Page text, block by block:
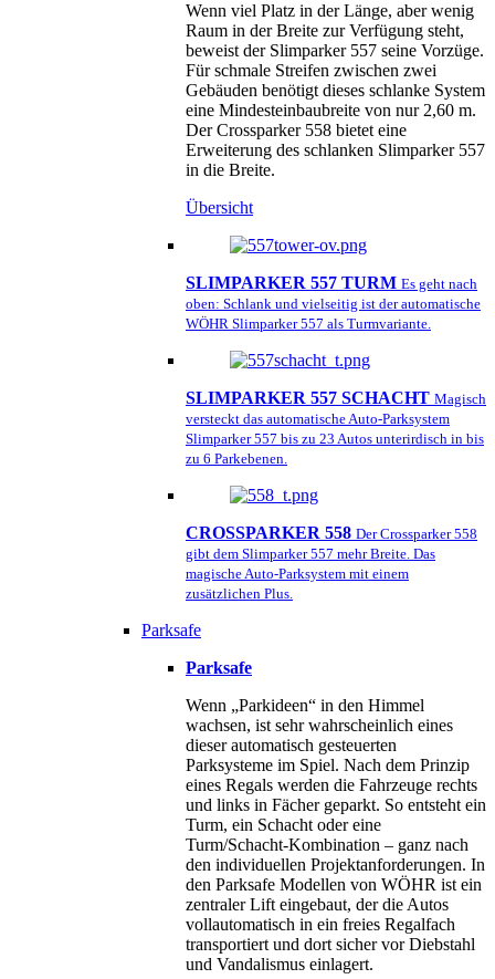
Wenn viel Platz in der Länge, aber wenig
Raum in der Breite zur Verfügung steht,
beweist der Slimparker 557 seine Vorzüge.
Für schmale Streifen zwischen zwei
Gebäuden benötigt dieses schlanke System
eine Mindesteinbaubreite von nur 2,60 m.
Der Crossparker 558 bietet eine
Erweiterung des schlanken Slimparker 557
in die Breite.
Übersicht
SLIMPARKER 557 TURM Es geht nach
oben: Schlank und vielseitig ist der automatische
WÖHR Slimparker 557 als Turmvariante.
SLIMPARKER 557 SCHACHT Magisch
versteckt das automatische Auto-Parksystem
Slimparker 557 bis zu 23 Autos unterirdisch in bis
zu 6 Parkebenen.
CROSSPARKER 558 Der Crossparker 558
gibt dem Slimparker 557 mehr Breite. Das
magische Auto-Parksystem mit einem
zusätzlichen Plus.
Parksafe
Parksafe
Wenn „Parkideen“ in den Himmel
wachsen, ist sehr wahrscheinlich eines
dieser automatisch gesteuerten
Parksysteme im Spiel. Nach dem Prinzip
eines Regals werden die Fahrzeuge rechts
und links in Fächer geparkt. So entsteht ein
Turm, ein Schacht oder eine
Turm/Schacht-Kombination – ganz nach
den individuellen Projektanforderungen. In
den Parksafe Modellen von WÖHR ist ein
zentraler Lift eingebaut, der die Autos
vollautomatisch in ein freies Regalfach
transportiert und dort sicher vor Diebstahl
und Vandalismus einlagert.